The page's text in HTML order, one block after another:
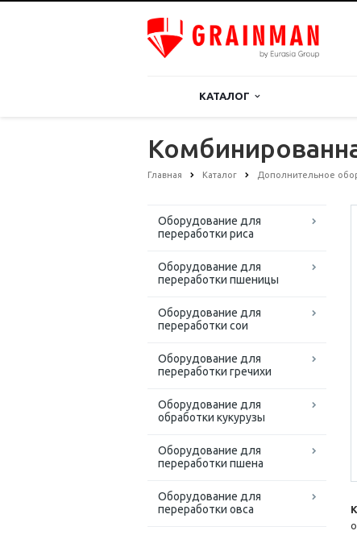
КАТАЛОГ
Главная Каталог Дополнительное
Оборудование для
переработки риса
Оборудование для
переработки пшеницы
Оборудование для
переработки сои
Оборудование для
переработки гречихи
Оборудование для
обработки кукурузы
Оборудование для
переработки пшена
Оборудование для
переработки овса